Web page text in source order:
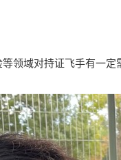
领域对持证飞手有一